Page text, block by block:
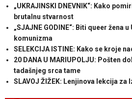
„UKRAJINSKI DNEVNIK“: Kako
brutalnu stvarnost
„SJAJNE GODINE“: Biti queer žena
komunizma
SELEKCIJA ISTINE: Kako se kroje
20 DANA U MARIUPOLJU: Pošten
tadašnjeg srca tame
SLAVOJ ŽIŽEK: Lenjinova lekcija za